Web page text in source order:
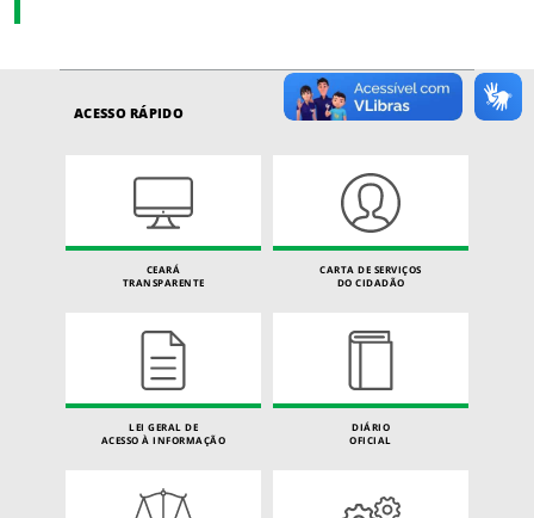
ACESSO RÁPIDO
CEARÁ
TRANSPARENTE
CARTA DE SERVIÇOS
DO CIDADÃO
LEI GERAL DE
ACESSO À INFORMAÇÃO
DIÁRIO
OFICIAL